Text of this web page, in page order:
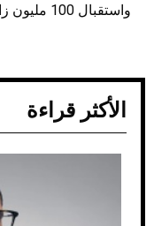
واستقبال 100 مليون زائر سنويًا.
الأكثر قراءة